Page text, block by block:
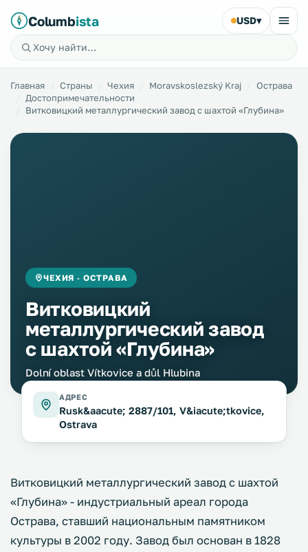
Columbista USD▾
Главная Страны Чехия Moravskoslezský Kraj
Острава
Достопримечательности
Витковицкий металлургический завод с шахтой «Глубина»
ЧЕХИЯ · ОСТРАВА
Витковицкий
металлургический завод
с шахтой «Глубина»
Dolní oblast Vítkovice a důl Hlubina
АДРЕС
Rusk&aacute; 2887/101, V&iacute;tkovice,
Ostrava
Витковицкий металлургический завод с шахтой
«Глубина» - индустриальный ареал города
Острава, ставший национальным памятником
культуры в 2002 году. Завод был основан в 1828